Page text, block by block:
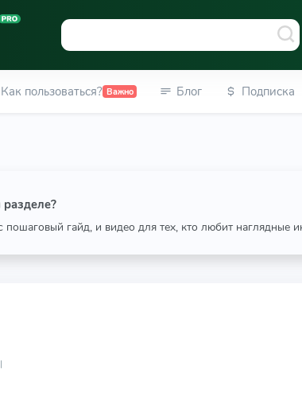
Как пользоваться? Важно Блог Подписка
пошаговый гайд, и видео для тех, кто любит наглядные